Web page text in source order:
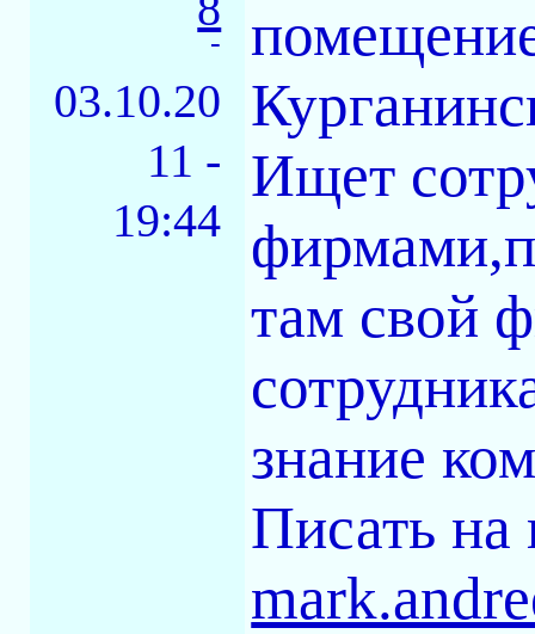
-
03.10.20
11 -
19:44
Ищет
там свой
знание
Писать на